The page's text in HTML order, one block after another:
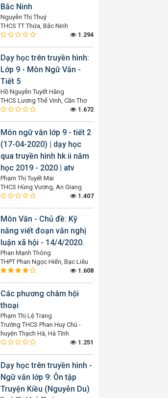
Bắc Ninh
Nguyễn Thị Thuý
THCS TT Thứa, Bắc Ninh
1.294
Dạy học trên truyền hình:
Lớp 9 - Môn Ngữ Văn -
Tiết 5
Hồ Nguyễn Tuyết Hằng
THCS Lương Thế Vinh, Cần Thơ
1.672
Môn ngữ văn lớp 9 - tiết 2
(17-04-2020) | dạy học
qua truyền hình hk ii năm
học 2019 - 2020 | atv
Phạm Thị Tuyết Mai
THCS Hùng Vương, An Giang
1.407
Môn Văn - Chủ đề: Kỹ
năng viết đoạn văn nghị
luận xã hội - 14/4/2020.
Phan Mạnh Thông
THPT Phan Ngọc Hiển, Bạc Liêu
1.608
Các phương châm hội
thoại
Phạm Thị Lệ Trang
Trường THCS Phan Huy Chú -
huyện Thạch Hà, Hà Tĩnh
1.251
Dạy học trên truyền hình -
Ngữ văn lớp 9: Ôn tập
Truyện Kiều (Nguyễn Du)